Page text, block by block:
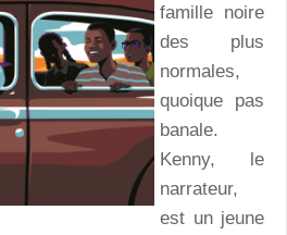
famille noire
des plus
normales,
quoique pas
banale.
Kenny, le
narrateur,
est un jeune